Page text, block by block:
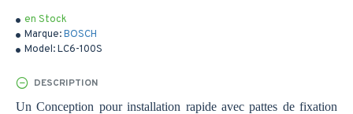
en Stock
Marque:BOSCH
Model:LC6-100S
DESCRIPTION
Un Conception pour installation rapide avec pattes de fixation